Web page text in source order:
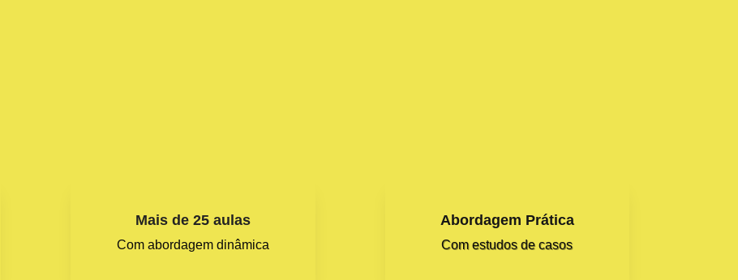
Mais de 25 aulas
Com abordagem dinâmica
Abordagem Prática
Com estudos de casos